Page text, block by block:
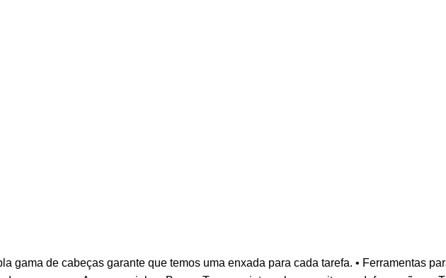
gama de cabeças garante que temos uma enxada para cada tarefa. • Ferramentas